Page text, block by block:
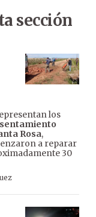
sección
los
Rosa,
a reparar
30